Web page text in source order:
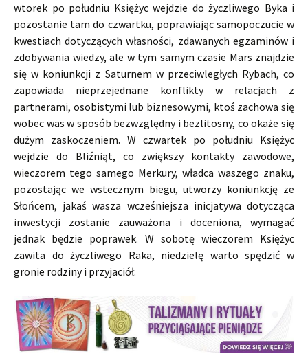
wtorek po południu Księżyc wejdzie do życzliwego Byka i
pozostanie tam do czwartku, poprawiając samopoczucie w
kwestiach dotyczących własności, zdawanych egzaminów i
zdobywania wiedzy, ale w tym samym czasie Mars znajdzie
się w koniunkcji z Saturnem w przeciwległych Rybach, co
zapowiada nieprzejednane konflikty w relacjach z
partnerami, osobistymi lub biznesowymi, ktoś zachowa się
wobec was w sposób bezwzględny i bezlitosny, co okaże się
dużym zaskoczeniem. W czwartek po południu Księżyc
wejdzie do Bliźniąt, co zwiększy kontakty zawodowe,
wieczorem tego samego Merkury, władca waszego znaku,
pozostając we wstecznym biegu, utworzy koniunkcję ze
Słońcem, jakaś wasza wcześniejsza inicjatywa dotycząca
inwestycji zostanie zauważona i doceniona, wymagać
jednak będzie poprawek. W sobotę wieczorem Księżyc
zawita do życzliwego Raka, niedzielę warto spędzić w
gronie rodziny i przyjaciół.